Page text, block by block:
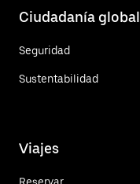
Ciudadanía global
Seguridad
Sustentabilidad
Viajes
Reservar